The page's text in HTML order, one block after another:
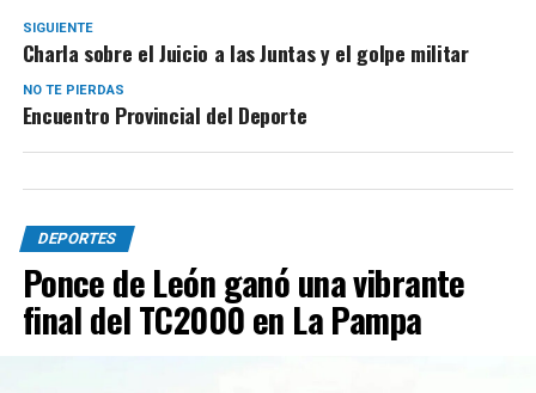
SIGUIENTE
Charla sobre el Juicio a las Juntas y el golpe militar
NO TE PIERDAS
Encuentro Provincial del Deporte
DEPORTES
Ponce de León ganó una vibrante
final del TC2000 en La Pampa